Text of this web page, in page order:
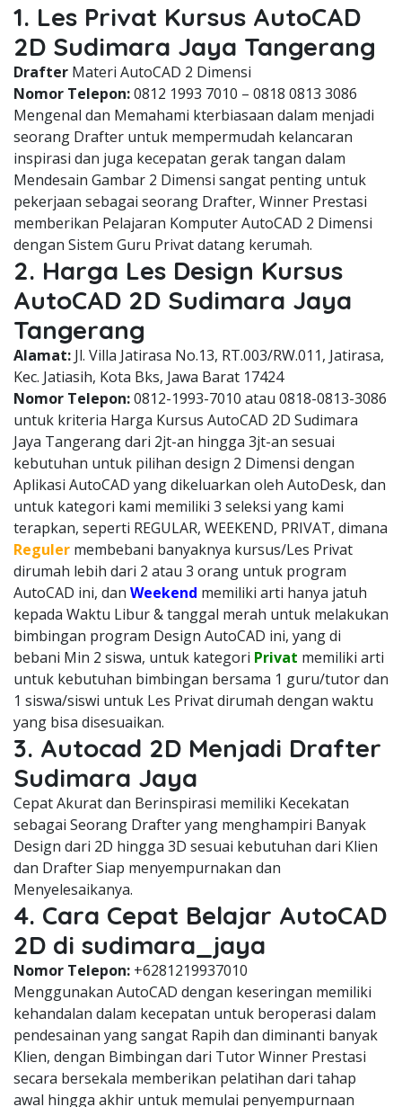
1. Les Privat Kursus AutoCAD
2D Sudimara Jaya Tangerang
Drafter Materi AutoCAD 2 Dimensi
Nomor Telepon:0812 1993 7010 – 0818 0813 3086
Mengenal dan Memahami kterbiasaan dalam menjadi
seorang Drafter untuk mempermudah kelancaran
inspirasi dan juga kecepatan gerak tangan dalam
Mendesain Gambar 2 Dimensi sangat penting untuk
pekerjaan sebagai seorang Drafter, Winner Prestasi
memberikan Pelajaran Komputer AutoCAD 2 Dimensi
dengan Sistem Guru Privat datang kerumah.
2. Harga Les Design Kursus
AutoCAD 2D Sudimara Jaya
Tangerang
Alamat: Jl. Villa Jatirasa No.13, RT.003/RW.011, Jatirasa,
Kec. Jatiasih, Kota Bks, Jawa Barat 17424
Nomor Telepon:0812-1993-7010 atau 0818-0813-3086
untuk kriteria Harga Kursus AutoCAD 2D Sudimara
Jaya Tangerang dari 2jt-an hingga 3jt-an sesuai
kebutuhan untuk pilihan design 2 Dimensi dengan
Aplikasi AutoCAD yang dikeluarkan oleh AutoDesk, dan
untuk kategori kami memiliki 3 seleksi yang kami
terapkan, seperti REGULAR, WEEKEND, PRIVAT, dimana
Reguler membebani banyaknya kursus/Les Privat
dirumah lebih dari 2 atau 3 orang untuk program
AutoCAD ini, dan Weekend memiliki arti hanya jatuh
kepada Waktu Libur & tanggal merah untuk melakukan
bimbingan program Design AutoCAD ini, yang di
bebani Min 2 siswa, untuk kategori Privat memiliki arti
untuk kebutuhan bimbingan bersama 1 guru/tutor dan
1 siswa/siswi untuk Les Privat dirumah dengan waktu
yang bisa disesuaikan.
3. Autocad 2D Menjadi Drafter
Sudimara Jaya
Cepat Akurat dan Berinspirasi memiliki Kecekatan
sebagai Seorang Drafter yang menghampiri Banyak
Design dari 2D hingga 3D sesuai kebutuhan dari Klien
dan Drafter Siap menyempurnakan dan
Menyelesaikanya.
4. Cara Cepat Belajar AutoCAD
2D di sudimara_jaya
Nomor Telepon: +6281219937010
Menggunakan AutoCAD dengan keseringan memiliki
kehandalan dalam kecepatan untuk beroperasi dalam
pendesainan yang sangat Rapih dan diminanti banyak
Klien, dengan Bimbingan dari Tutor Winner Prestasi
secara bersekala memberikan pelatihan dari tahap
awal hingga akhir untuk memulai penyempurnaan